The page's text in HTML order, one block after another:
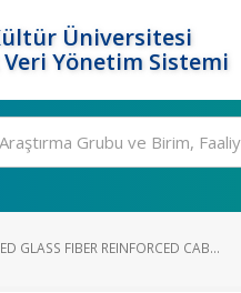
Üniversitesi
Yönetim Sistemi
GLASS FIBER REINFORCED CAB...